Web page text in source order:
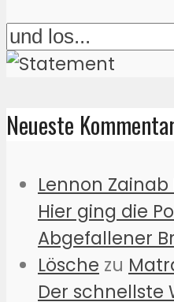
Neueste
Lennon
Hier ging die
Abgefallener
Lösche zu
Der schnellste